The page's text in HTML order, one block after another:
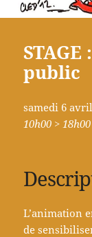
public
samedi 6 avril
10h00 > 18h00
L’animation
de